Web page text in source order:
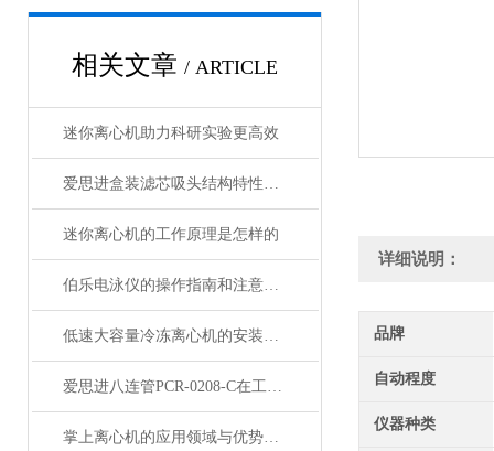
相关文章 / ARTICLE
迷你离心机助力科研实验更高效
爱思进盒装滤芯吸头结构特性与实验防污染技术说明
迷你离心机的工作原理是怎样的
伯乐电泳仪的操作指南和注意事项
低速大容量冷冻离心机的安装与维护建议
爱思进八连管PCR-0208-C在工业自动化中的应用与优势概述
掌上离心机的应用领域与优势分析
详细说明：
品牌
自动程度
仪器种类